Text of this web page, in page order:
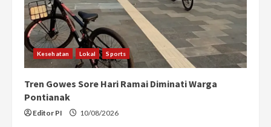
Kesehatan Lokal Sports
Tren Gowes Sore Hari Ramai Diminati Warga
Pontianak
Editor PI 10/08/2026